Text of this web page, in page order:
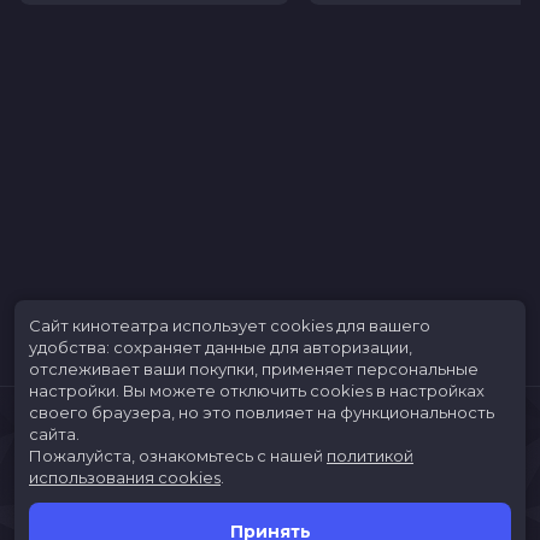
Сайт кинотеатра использует cookies для вашего
удобства: сохраняет данные для авторизации,
отслеживает ваши покупки, применяет персональные
настройки. Вы можете отключить cookies в настройках
своего браузера, но это повлияет на функциональность
сайта.
Пожалуйста, ознакомьтесь с нашей политикой
использования cookies
Принять